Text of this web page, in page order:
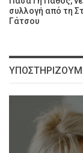
συλλογή από τη
Γάτσου